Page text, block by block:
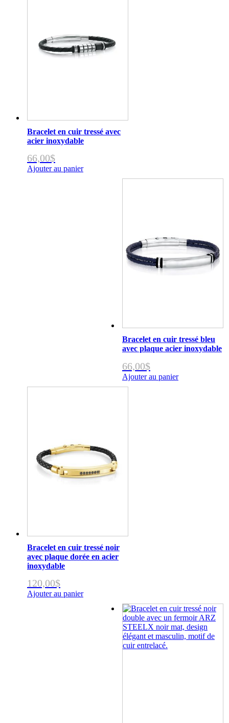
Bracelet en cuir tressé avec
acier inoxydable
66,00$
Ajouter au panier
Bracelet en cuir tressé bleu
avec plaque acier inoxydable
66,00$
Ajouter au panier
Bracelet en cuir tressé noir
avec plaque dorée en acier
inoxydable
120,00$
Ajouter au panier